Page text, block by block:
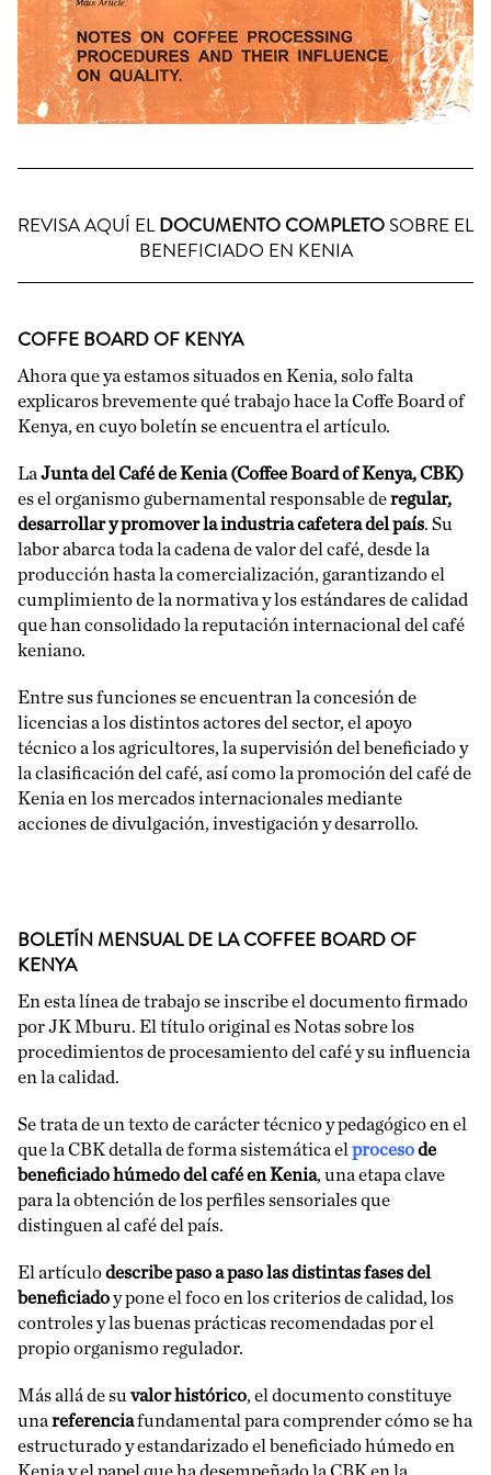
REVISA AQUÍ ELDOCUMENTO COMPLETO SOBRE EL
BENEFICIADO EN KENIA
COFFE BOARD OF KENYA
Ahora que ya estamos situados en Kenia, solo falta
explicaros brevemente qué trabajo hace la Coffe Board of
Kenya, en cuyo boletín se encuentra el artículo.
La Junta del Café de Kenia (Coffee Board of Kenya, CBK)
es el organismo gubernamental responsable deregular,
desarrollar y promover la industria cafetera del país. Su
labor abarca toda la cadena de valor del café, desde la
producción hasta la comercialización, garantizando el
cumplimiento de la normativa y los estándares de calidad
que han consolidado la reputación internacional del café
keniano.
Entre sus funciones se encuentran la concesión de
licencias a los distintos actores del sector, el apoyo
técnico a los agricultores, la supervisión del beneficiado y
la clasificación del café, así como la promoción del café de
Kenia en los mercados internacionales mediante
acciones de divulgación, investigación y desarrollo.
BOLETÍN MENSUAL DE LA COFFEE BOARD OF
KENYA
En esta línea de trabajo se inscribe el documento firmado
por JK Mburu. El título original es Notas sobre los
procedimientos de procesamiento del café y su influencia
en la calidad.
Se trata de un texto de carácter técnico y pedagógico en el
que la CBK detalla de forma sistemática el procesode
beneficiado húmedo del café en Kenia, una etapa clave
para la obtención de los perfiles sensoriales que
distinguen al café del país.
El artículodescribe paso a paso las distintas fases del
beneficiadoy pone el foco en los criterios de calidad, los
controles y las buenas prácticas recomendadas por el
propio organismo regulador.
Más allá de su valor histórico, el documento constituye
una referenciafundamental para comprender cómo se ha
estructurado y estandarizado el beneficiado húmedo en